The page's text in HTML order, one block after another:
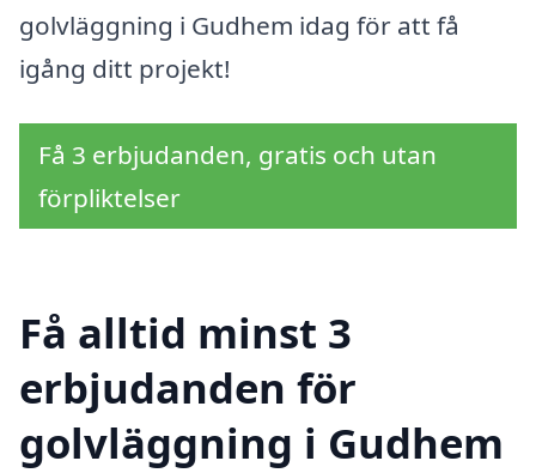
golvläggning i Gudhem idag för att få
igång ditt projekt!
Få 3 erbjudanden, gratis och utan
förpliktelser
Få alltid minst 3
erbjudanden för
golvläggning i Gudhem